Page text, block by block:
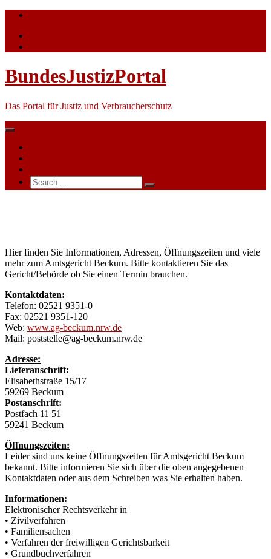
Skip
content
BundesJustizPortal
Das Portal für Justiz und Verbraucherschutz
Search
for:
Hier finden Sie Informationen, Adressen, Öffnungszeiten und viele
mehr zum Amtsgericht Beckum. Bitte kontaktieren Sie das
Gericht/Behörde ob Sie einen Termin brauchen.
Kontaktdaten:
Telefon: 02521 9351-0
Fax: 02521 9351-120
Web: www.ag-beckum.nrw.de
Mail: poststelle@ag-beckum.nrw.de
Adresse:
Lieferanschrift:
Elisabethstraße 15/17
59269 Beckum
Postanschrift:
Postfach 11 51
59241 Beckum
Öffnungszeiten:
Leider sind uns keine Öffnungszeiten für Amtsgericht Beckum
bekannt. Bitte informieren Sie sich über die oben angegebenen
Kontaktdaten oder aus dem Schreiben was Sie erhalten haben.
Informationen:
Elektronischer Rechtsverkehr in
• Zivilverfahren
• Familiensachen
• Verfahren der freiwilligen Gerichtsbarkeit
• Grundbuchverfahren